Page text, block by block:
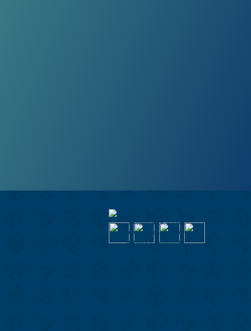
Подпишись, чтобы
первым узнать о всех
акциях и новинках!